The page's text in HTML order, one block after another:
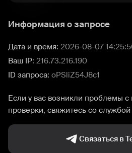
Информация о запросе
Дата и время: 2026-08-07
Ваш IP: 216.73.216.190
ID запроса: oPSliZ54J8c1
Если у вас возникли проблемы
проверки, свяжитесь со
Связаться в